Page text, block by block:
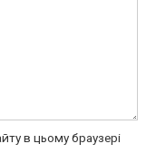
в цьому браузері